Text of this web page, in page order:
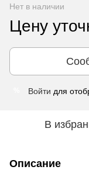
Нет в наличии
Цену
Войти для
В
Описание